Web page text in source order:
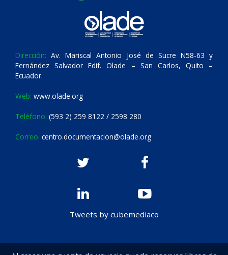
Dirección: Av. Mariscal Antonio José de Sucre N58-63 y
Fernández Salvador Edif. Olade – San Carlos, Quito –
Ecuador.
Web: www.olade.org
Teléfono: (593 2) 259 8122 / 2598 280
Correo: centro.documentacion@olade.org
Tweets by cubemediaco